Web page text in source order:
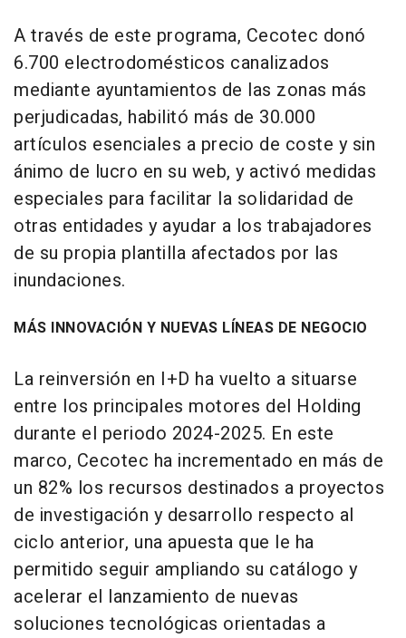
A través de este programa, Cecotec donó
6.700 electrodomésticos canalizados
mediante ayuntamientos de las zonas más
perjudicadas, habilitó más de 30.000
artículos esenciales a precio de coste y sin
ánimo de lucro en su web, y activó medidas
especiales para facilitar la solidaridad de
otras entidades y ayudar a los trabajadores
de su propia plantilla afectados por las
inundaciones.
MÁS INNOVACIÓN Y NUEVAS LÍNEAS DE NEGOCIO
La reinversión en I+D ha vuelto a situarse
entre los principales motores del Holding
durante el periodo 2024-2025. En este
marco, Cecotec ha incrementado en más de
un 82% los recursos destinados a proyectos
de investigación y desarrollo respecto al
ciclo anterior, una apuesta que le ha
permitido seguir ampliando su catálogo y
acelerar el lanzamiento de nuevas
soluciones tecnológicas orientadas a